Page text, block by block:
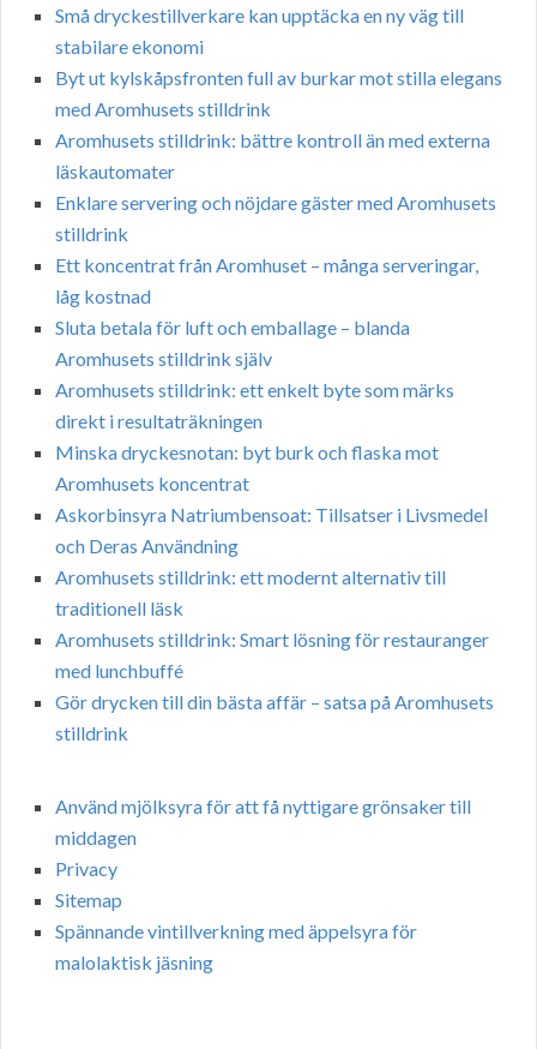
Små dryckestillverkare kan upptäcka en ny väg till
stabilare ekonomi
Byt ut kylskåpsfronten full av burkar mot stilla elegans
med Aromhusets stilldrink
Aromhusets stilldrink: bättre kontroll än med externa
läskautomater
Enklare servering och nöjdare gäster med Aromhusets
stilldrink
Ett koncentrat från Aromhuset – många serveringar,
låg kostnad
Sluta betala för luft och emballage – blanda
Aromhusets stilldrink själv
Aromhusets stilldrink: ett enkelt byte som märks
direkt i resultaträkningen
Minska dryckesnotan: byt burk och flaska mot
Aromhusets koncentrat
Askorbinsyra Natriumbensoat: Tillsatser i Livsmedel
och Deras Användning
Aromhusets stilldrink: ett modernt alternativ till
traditionell läsk
Aromhusets stilldrink: Smart lösning för restauranger
med lunchbuffé
Gör drycken till din bästa affär – satsa på Aromhusets
stilldrink
Använd mjölksyra för att få nyttigare grönsaker till
middagen
Privacy
Sitemap
Spännande vintillverkning med äppelsyra för
malolaktisk jäsning